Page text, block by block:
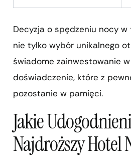
Decyzja o spędzeniu nocy
nie tylko wybór unikalnego
świadome zainwestowanie
doświadczenie, które z
pozostanie w pamięci.
Jakie
Najdroższy Hotel